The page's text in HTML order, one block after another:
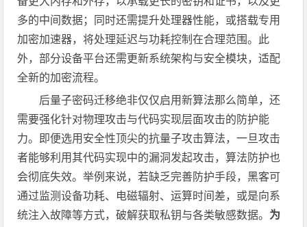
多的中间数据；同时还需提升处理器性能，或搭载专用
加密加速器，将处理延迟与功耗控制在合理范围。此
外，部分设备平台还需更新系统架构与安全模块，适配
全新的加密流程。
后量子密码迁移绝非仅仅启用新算法那么简单，还
需要强化针对物理攻击与代码实现层面攻击的防护能
力。即便选用安全性顶尖的抗量子攻击算法，一旦攻击
者能够利用其代码实现中的漏洞发起攻击，算法防护也
会彻底失效。举例来说，若缺乏完善防护手段，黑客可
通过监测设备功耗、电磁辐射、运算时间差，或是向系
统注入故障等方式，破解获取私钥与各类敏感数据。 为